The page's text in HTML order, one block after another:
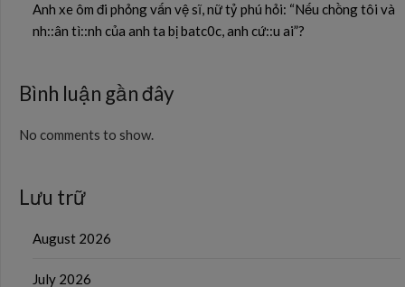
Anh xe ôm đi phỏng vấn vệ sĩ, nữ tỷ phú hỏi: “Nếu chồng tôi và
nh::ân tì::nh của anh ta bị batc0c, anh cứ::u ai”?
Bình luận gần đây
No comments to show.
Lưu trữ
August 2026
July 2026